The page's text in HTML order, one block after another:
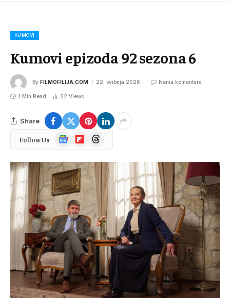
KUMOVI
Kumovi epizoda 92 sezona 6
By FILMOFILIJA.COM 22. svibnja 2026. Nema komentara
1 Min Read 22 Views
Share
Follow Us
Google
News
FlipboardThreads